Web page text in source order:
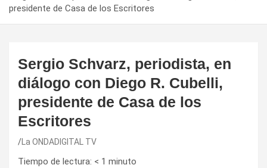
presidente de Casa de los Escritores
Sergio Schvarz, periodista, en
diálogo con Diego R. Cubelli,
presidente de Casa de los
Escritores
La ONDADIGITAL TV
Tiempo de lectura: < 1 minuto